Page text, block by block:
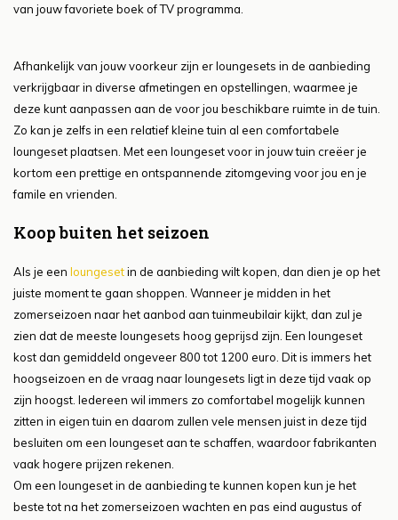
van jouw favoriete boek of TV programma.
Afhankelijk van jouw voorkeur zijn er loungesets in de aanbieding
verkrijgbaar in diverse afmetingen en opstellingen, waarmee je
deze kunt aanpassen aan de voor jou beschikbare ruimte in de tuin.
Zo kan je zelfs in een relatief kleine tuin al een comfortabele
loungeset plaatsen. Met een loungeset voor in jouw tuin creëer je
kortom een prettige en ontspannende zitomgeving voor jou en je
famile en vrienden.
Koop buiten het seizoen
Als je een loungesetin de aanbieding wilt kopen, dan dien je op het
juiste moment te gaan shoppen. Wanneer je midden in het
zomerseizoen naar het aanbod aan tuinmeubilair kijkt, dan zul je
zien dat de meeste loungesets hoog geprijsd zijn. Een loungeset
kost dan gemiddeld ongeveer 800 tot 1200 euro. Dit is immers het
hoogseizoen en de vraag naar loungesets ligt in deze tijd vaak op
zijn hoogst. Iedereen wil immers zo comfortabel mogelijk kunnen
zitten in eigen tuin en daarom zullen vele mensen juist in deze tijd
besluiten om een loungeset aan te schaffen, waardoor fabrikanten
vaak hogere prijzen rekenen.
Om een loungeset in de aanbieding te kunnen kopen kun je het
beste tot na het zomerseizoen wachten en pas eind augustus of